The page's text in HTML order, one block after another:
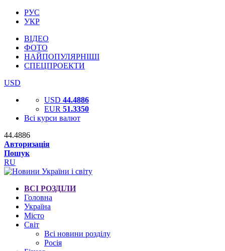
РУС
УКР
ВІДЕО
ФОТО
НАЙПОПУЛЯРНІШІ
СПЕЦПРОЕКТИ
USD
USD 44.4886
EUR 51.3350
Всі курси валют
44.4886
Авторизація
Пошук
RU
ВСІ РОЗДІЛИ
Головна
Україна
Місто
Світ
Всі новини розділу
Росія